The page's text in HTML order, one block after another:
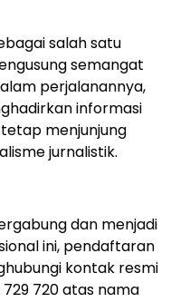
salah satu
semangat
perjalanannya,
informasi
menjunjung
jurnalistik.
dan menjadi
ini, pendaftaran
kontak resmi
720 atas nama